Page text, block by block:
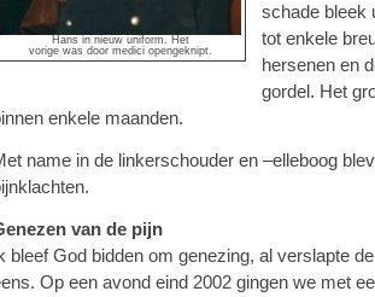
Hans in nieuw uniform. Het
vorige was door medici opengeknipt.
schade bleek
tot enkele
hersenen en
gordel. Het
enkele maanden.
name in de linkerschouder en –elleboog
van de pijn
bleef God bidden om genezing, al verslapte
Op een avond eind 2002 gingen we met